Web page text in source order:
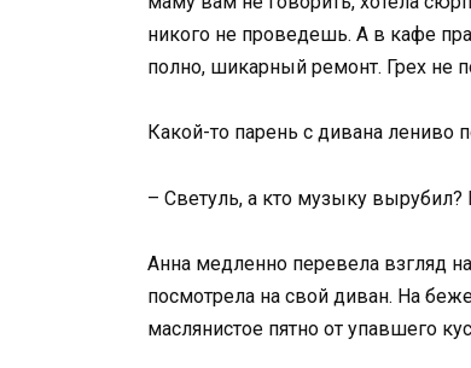
никого не проведешь. А в кафе
полно, шикарный ремонт. Грех не
Какой-то парень с дивана лениво
– Светуль, а кто музыку вырубил?
Анна медленно перевела взгляд
посмотрела на свой диван. На
маслянистое пятно от упавшего